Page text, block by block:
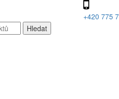
+420 775